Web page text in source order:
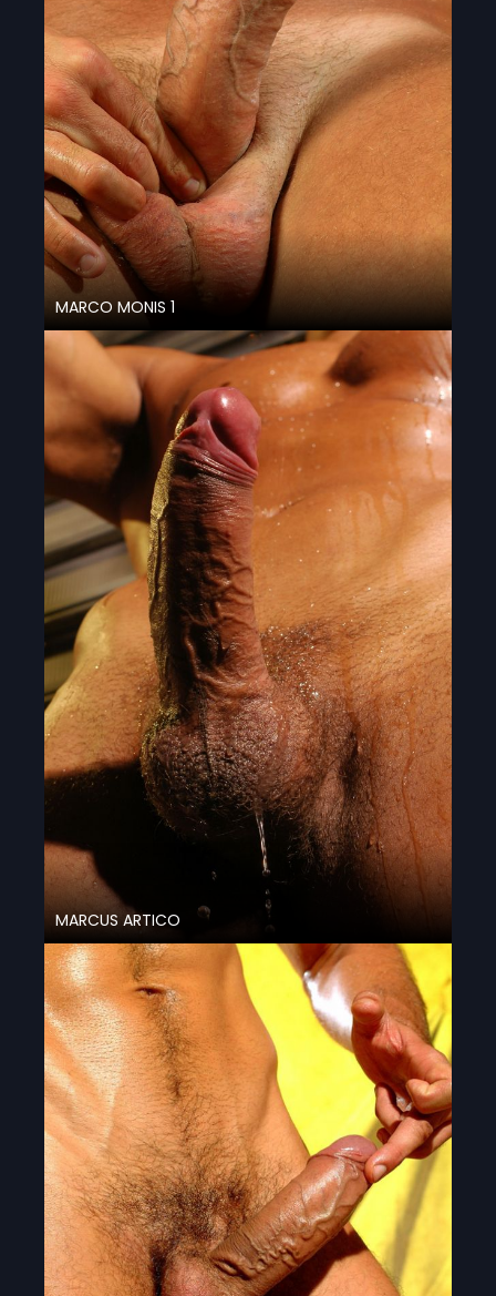
MARCO MONIS 1
MARCUS ARTICO